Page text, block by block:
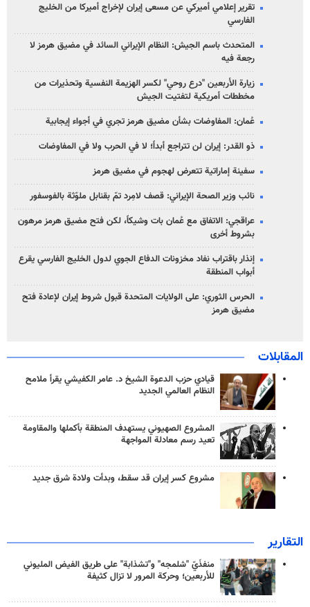
تقرير إعلامي أميركي عن مسعى إيران لإخراج أميركا من الخليج
الفارسي
المتحدث باسم الجيش: النظام الإيراني السائد في مضيق هرمز لا
رجعة فيه
زيارة الأربعين "درع روحي" لكسر الهزيمة النفسية وتحذيرات من
مخططات أمريكية لتفتيت الجيش
عُمان: المفاوضات بشأن مضيق هرمز تجري في أجواء إيجابية
ذو القدر: إيران لن تتراجع أبداً؛ لا في الحرب ولا في المفاوضات
سفينة إماراتية تتعرض لهجوم في مضيق هرمز
نائب وزير الصحة الإيراني: قصف لامِرد تمّ بقنابل ملوّثة بالفوسفور
عراقجي: الاتفاق مع عُمان بات وشيكاً، لكن فتح مضيق هرمز مرهون
بشروط أخرى
إنذار باقتراب نفاد مخزونات الدفاع الجوي لدول الخليج الفارسي يقرع
أبواب المنطقة
الحرس الثوري: على الولايات المتحدة قبول شروط إيران لإعادة فتح
مضيق هرمز
المقابلات
قيادي حزب الدعوة الشيخ د. عامر الكفيشي يقرأ ملامح
النظام العالمي الجديد
المشروع الصهيوني يستهدف المنطقة بأكملها والمقاومة
تعيد رسم معادلة المواجهة
مشروع كسر إيران قد سقط، وبدأت ولادة شرق جديد
التقارير
منفذَيّ "شلمجه" و"تشذابة" على طريق الفيض المليوني
للأربعين؛ وحركة المرور لا تزال كثيفة